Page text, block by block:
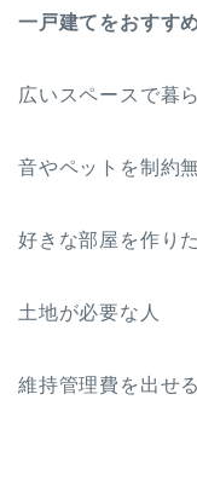
一戸建てをおすす
広いスペースで暮
音やペットを制約
好きな部屋を作り
土地が必要な人
維持管理費を出せ